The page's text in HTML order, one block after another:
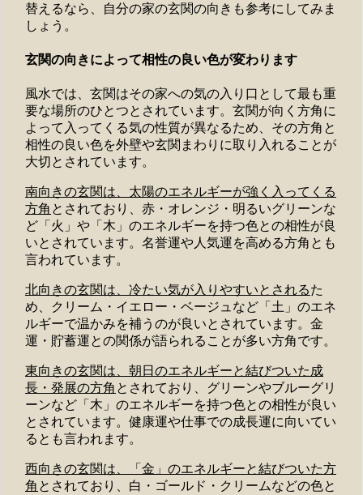
替えるなら、自分の家の玄関の向きも参考にしてみま
しょう。
玄関の向きによって相性の良い色が変わります
風水では、玄関はその家への気の入り口として最も重
要な場所のひとつとされています。玄関が向く方角に
よって入ってくる気の性質が異なるため、その方角と
相性の良い色を外壁や玄関まわりに取り入れることが
大切とされています。
南向きの玄関は、太陽のエネルギーが強く入ってくる
方角 とされており、赤・オレンジ・明るいグリーンな
ど「火」や「木」のエネルギーを持つ色との相性が良
いとされています。名誉運や人気運を高める方角とも
言われています。
北向きの玄関は、冷たい気が入りやすいとされるた
め、クリーム・イエロー・ベージュなど「土」のエネ
ルギーで温かみを補うのが良いとされています。金
運・貯蓄運との関係が語られることが多い方角です。
東向きの玄関は、朝日のエネルギーと結びついた成
長・発展の方角 とされており、グリーンやブルーグリ
ーンなど「木」のエネルギーを持つ色との相性が良い
とされています。健康運や仕事での成長運に向いてい
るとも言われます。
西向きの玄関は、「金」のエネルギーと結びついた方
角 とされており、白・ゴールド・クリームなどの色と